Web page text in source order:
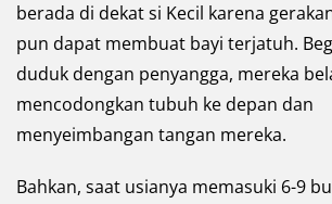
berada di dekat si Kecil karena
pun dapat membuat bayi terjatuh.
duduk dengan penyangga, mereka
mencodongkan tubuh ke depan dan
menyeimbangan tangan mereka.
Bahkan, saat usianya memasuki 6-9